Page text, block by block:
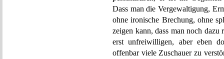
Dass man die Vergewaltigung,
ohne ironische Brechung, ohne
zeigen kann, dass man noch
erst unfreiwilligen, aber eben
offenbar viele Zuschauer zu